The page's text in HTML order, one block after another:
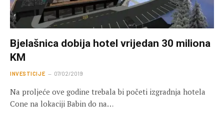
Bjelašnica dobija hotel vrijedan 30 miliona
KM
INVESTICIJE 07/02/2019
Na proljeće ove godine trebala bi početi izgradnja hotela
Cone na lokaciji Babin do na…